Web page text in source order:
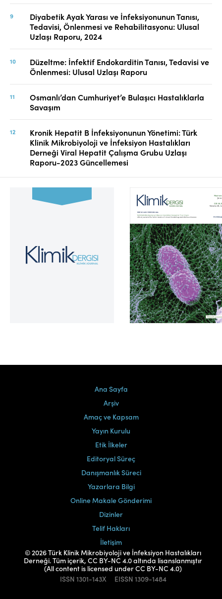
Diyabetik Ayak Yarası ve İnfeksiyonunun Tanısı,
Tedavisi, Önlenmesi ve Rehabilitasyonu: Ulusal
Uzlaşı Raporu, 2024
Düzeltme: İnfektif Endokarditin Tanısı, Tedavisi ve
Önlenmesi: Ulusal Uzlaşı Raporu
Osmanlı’dan Cumhuriyet’e Bulaşıcı Hastalıklarla
Savaşım
Kronik Hepatit B İnfeksiyonunun Yönetimi: Türk
Klinik Mikrobiyoloji ve İnfeksiyon Hastalıkları
Derneği Viral Hepatit Çalışma Grubu Uzlaşı
Raporu-2023 Güncellemesi
Cilt 39, Sayı 2
Ana Sayfa
Arşiv
Amaç ve Kapsam
Yayın Kurulu
Etik İlkeler
Editoryal Süreç
Danışmanlık Süreci
Yazarlara Bilgi
Online Makale Gönderimi
Dizinler
Telif Hakları
İletişim
© 2026 Türk Klinik Mikrobiyoloji ve İnfeksiyon Hastalıkları
Derneği. Tüm içerik, CC BY-NC 4.0 altında lisanslanmıştır
(All content is licensed under CC BY-NC 4.0)
ISSN 1301-143X EISSN 1309-1484